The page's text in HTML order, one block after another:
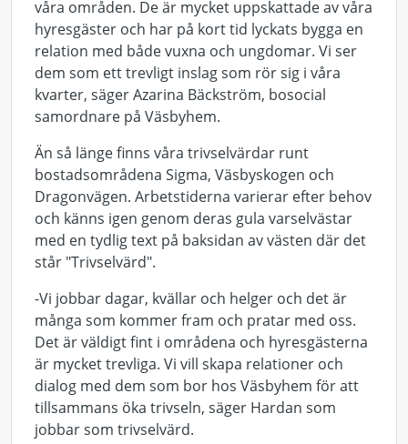
våra områden. De är mycket uppskattade av våra
hyresgäster och har på kort tid lyckats bygga en
relation med både vuxna och ungdomar. Vi ser
dem som ett trevligt inslag som rör sig i våra
kvarter, säger Azarina Bäckström, bosocial
samordnare på Väsbyhem.
Än så länge finns våra trivselvärdar runt
bostadsområdena Sigma, Väsbyskogen och
Dragonvägen. Arbetstiderna varierar efter behov
och känns igen genom deras gula varselvästar
med en tydlig text på baksidan av västen där det
står "Trivselvärd".
-Vi jobbar dagar, kvällar och helger och det är
många som kommer fram och pratar med oss.
Det är väldigt fint i områdena och hyresgästerna
är mycket trevliga. Vi vill skapa relationer och
dialog med dem som bor hos Väsbyhem för att
tillsammans öka trivseln, säger Hardan som
jobbar som trivselvärd.